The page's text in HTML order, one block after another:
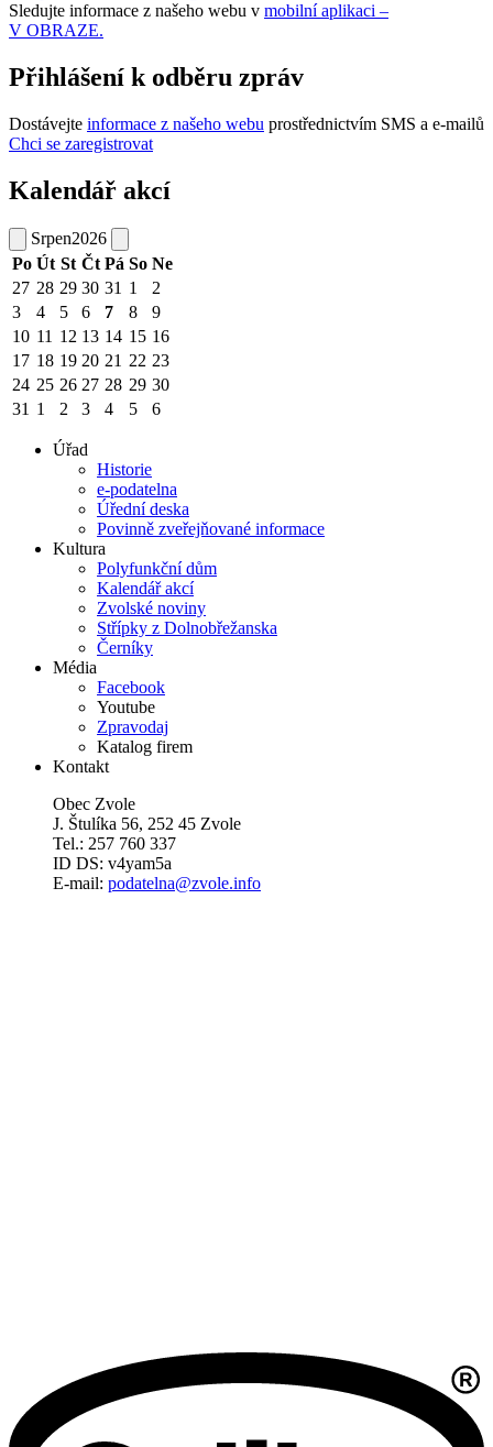
Sledujte informace z našeho webu v mobilní aplikaci –
V OBRAZE.
Přihlášení k odběru zpráv
Dostávejte informace z našeho webu prostřednictvím SMS a e-mailů
Chci se zaregistrovat
Kalendář akcí
Srpen2026
Po Út St Čt Pá So Ne
27 28 29 30 31 1
2
3
4 5 6 7 8
9
10 11 12 13 14 15 16
17 18 19 20 21 22 23
24 25 26 27 28 29 30
31 1 2 3 4 5 6
Úřad
Historie
e-podatelna
Úřední deska
Povinně zveřejňované informace
Kultura
Polyfunkční dům
Kalendář akcí
Zvolské noviny
Střípky z Dolnobřežanska
Černíky
Média
Facebook
Youtube
Zpravodaj
Katalog firem
Kontakt
Obec Zvole
J. Štulíka 56, 252 45 Zvole
Tel.: 257 760 337
ID DS: v4yam5a
E-mail: podatelna@zvole.info